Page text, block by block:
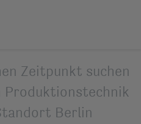
Zeitpunkt suchen
Berlin